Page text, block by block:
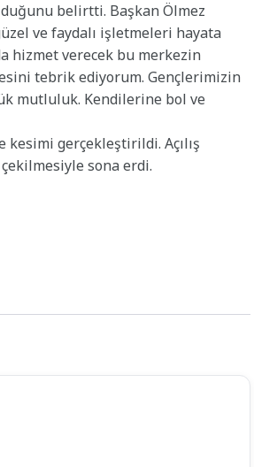
belirtti. Başkan Ölmez
ve faydalı işletmeleri hayata
hizmet verecek bu merkezin
tebrik ediyorum. Gençlerimizin
mutluluk. Kendilerine bol ve
kesimi gerçekleştirildi. Açılış
sona erdi.